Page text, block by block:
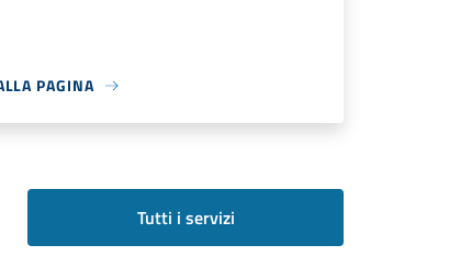
PAGINA
Tutti i servizi